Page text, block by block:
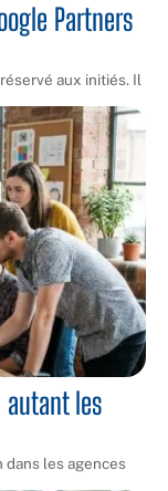
Partners
aux initiés. Il
les
dans les agences